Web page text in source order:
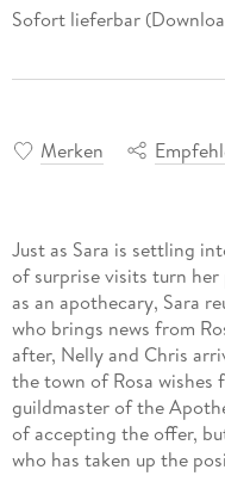
Sofort lieferbar
Merken
Just as Sara is settling
of surprise visits turn her
as an apothecary, Sara
who brings news from
after, Nelly and Chris
the town of Rosa wishes
guildmaster of the
of accepting the offer,
who has taken up the